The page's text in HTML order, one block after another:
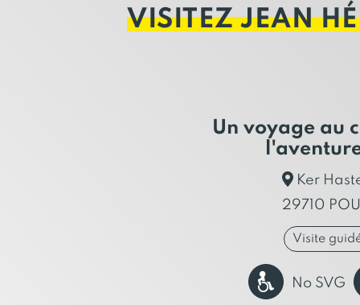
VISITEZ JEAN
Un voyage au
Ker
29710
Visite
No SVG